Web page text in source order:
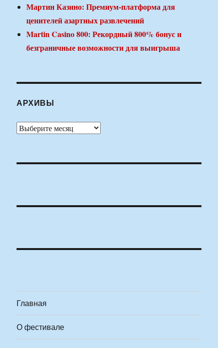
Мартин Казино: Премиум-платформа для
ценителей азартных развлечений
Martin Casino 800: Рекордный 800% бонус и
безграничные возможности для выигрыша
АРХИВЫ
Архивы
Главная
О фестивале